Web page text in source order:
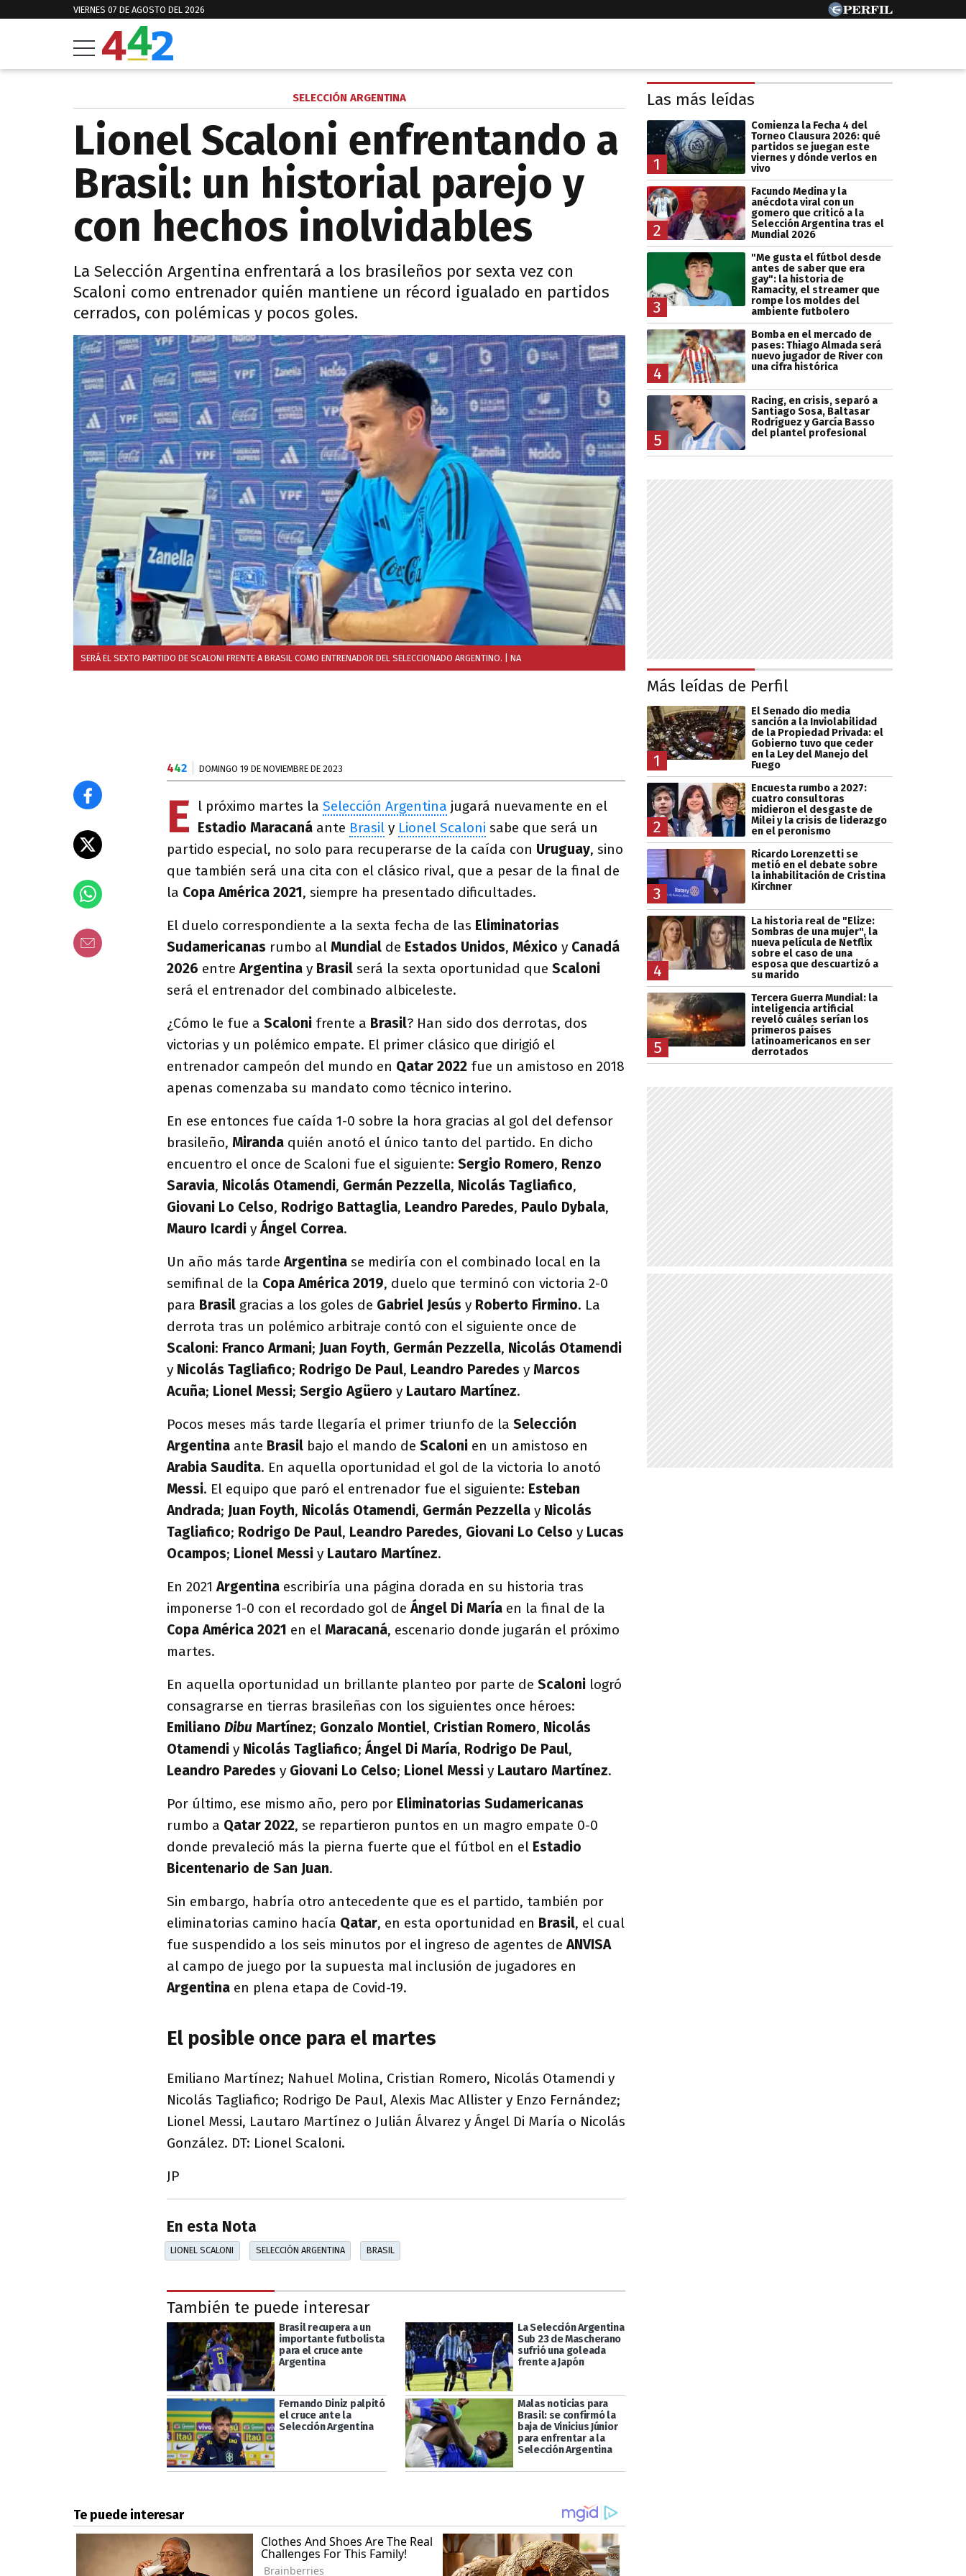
VIERNES 07 DE AGOSTO DEL 2026
SELECCIÓN ARGENTINA
Lionel Scaloni enfrentando a
Brasil: un historial parejo y
con hechos inolvidables
La Selección Argentina enfrentará a los brasileños por sexta vez con
Scaloni como entrenador quién mantiene un récord igualado en partidos
cerrados, con polémicas y pocos goles.
SERÁ EL SEXTO PARTIDO DE SCALONI FRENTE A BRASIL COMO ENTRENADOR DEL SELECCIONADO ARGENTINO. | NA
442 DOMINGO 19 DE NOVIEMBRE DE 2023
E l próximo martes la Selección Argentina jugará nuevamente en el
Estadio Maracaná ante Brasil y Lionel Scaloni sabe que será un
partido especial, no solo para recuperarse de la caída con Uruguay, sino
que también será una cita con el clásico rival, que a pesar de la final de
la Copa América 2021, siempre ha presentado dificultades.
El duelo correspondiente a la sexta fecha de las Eliminatorias
Sudamericanas rumbo al Mundial de Estados Unidos, México y Canadá
2026 entreArgentina y Brasil será la sexta oportunidad que Scaloni
será el entrenador del combinado albiceleste.
¿Cómo le fue a Scaloni frente a Brasil? Han sido dos derrotas, dos
victorias y un polémico empate. El primer clásico que dirigió el
entrenador campeón del mundo en Qatar 2022 fue un amistoso en 2018
apenas comenzaba su mandato como técnico interino.
En ese entonces fue caída 1-0 sobre la hora gracias al gol del defensor
brasileño, Miranda quién anotó el único tanto del partido. En dicho
encuentro el once de Scaloni fue el siguiente: Sergio Romero, Renzo
Saravia, Nicolás Otamendi, Germán Pezzella, Nicolás Tagliafico,
Giovani Lo Celso, Rodrigo Battaglia, Leandro Paredes, Paulo Dybala,
Mauro Icardi yÁngel Correa.
Un año más tardeArgentina se mediría con el combinado local en la
semifinal de la Copa América 2019, duelo que terminó con victoria 2-0
para Brasil gracias a los goles de Gabriel Jesús y Roberto Firmino. La
derrota tras un polémico arbitraje contó con el siguiente once de
Scaloni: Franco Armani; Juan Foyth, Germán Pezzella, Nicolás Otamendi
y Nicolás Tagliafico; Rodrigo De Paul, Leandro Paredes y Marcos
Acuña; Lionel Messi; Sergio Agüero y Lautaro Martínez.
Pocos meses más tarde llegaría el primer triunfo de la Selección
Argentina ante Brasil bajo el mando de Scaloni en un amistoso en
Arabia Saudita. En aquella oportunidad el gol de la victoria lo anotó
Messi. El equipo que paró el entrenador fue el siguiente: Esteban
Andrada; Juan Foyth, Nicolás Otamendi, Germán Pezzella y Nicolás
Tagliafico; Rodrigo De Paul, Leandro Paredes, Giovani Lo Celso y Lucas
Ocampos; Lionel Messi y Lautaro Martínez.
En 2021Argentina escribiría una página dorada en su historia tras
imponerse 1-0 con el recordado gol deÁngel Di María en la final de la
Copa América 2021 en el Maracaná, escenario donde jugarán el próximo
martes.
En aquella oportunidad un brillante planteo por parte de Scaloni logró
consagrarse en tierras brasileñas con los siguientes once héroes:
Emiliano Dibu Martínez; Gonzalo Montiel, Cristian Romero, Nicolás
Otamendi y Nicolás Tagliafico;Ángel Di María, Rodrigo De Paul,
Leandro Paredes y Giovani Lo Celso; Lionel Messi y Lautaro Martínez.
Por último, ese mismo año, pero por Eliminatorias Sudamericanas
rumbo a Qatar 2022, se repartieron puntos en un magro empate 0-0
donde prevaleció más la pierna fuerte que el fútbol en el Estadio
Bicentenario de San Juan.
Sin embargo, habría otro antecedente que es el partido, también por
eliminatorias camino hacía Qatar, en esta oportunidad en Brasil, el cual
fue suspendido a los seis minutos por el ingreso de agentes deANVISA
al campo de juego por la supuesta mal inclusión de jugadores en
Argentina en plena etapa de Covid-19.
El posible once para el martes
Emiliano Martínez; Nahuel Molina, Cristian Romero, Nicolás Otamendi y
Nicolás Tagliafico; Rodrigo De Paul, Alexis Mac Allister y Enzo Fernández;
Lionel Messi, Lautaro Martínez o Julián Álvarez y Ángel Di María o Nicolás
González. DT: Lionel Scaloni.
JP
En esta Nota
LIONEL SCALONI SELECCIÓN ARGENTINA BRASIL
También te puede interesar
Brasil recupera a un
importante futbolista
para el cruce ante
Argentina
La Selección Argentina
Sub 23 de Mascherano
sufrió una goleada
frente a Japón
Fernando Diniz palpitó
el cruce ante la
Selección Argentina
Malas noticias para
Brasil: se confirmó la
baja de Vinicius Júnior
para enfrentar a la
Selección Argentina
Las más leídas
1
Comienza la Fecha 4 del
Torneo Clausura 2026: qué
partidos se juegan este
viernes y dónde verlos en
vivo
2
Facundo Medina y la
anécdota viral con un
gomero que criticó a la
Selección Argentina tras el
Mundial 2026
3
"Me gusta el fútbol desde
antes de saber que era
gay": la historia de
Ramacity, el streamer que
rompe los moldes del
ambiente futbolero
4
Bomba en el mercado de
pases: Thiago Almada será
nuevo jugador de River con
una cifra histórica
5
Racing, en crisis, separó a
Santiago Sosa, Baltasar
Rodríguez y García Basso
del plantel profesional
Más leídas de Perfil
1
El Senado dio media
sanción a la Inviolabilidad
de la Propiedad Privada: el
Gobierno tuvo que ceder
en la Ley del Manejo del
Fuego
2
Encuesta rumbo a 2027:
cuatro consultoras
midieron el desgaste de
Milei y la crisis de liderazgo
en el peronismo
3
Ricardo Lorenzetti se
metió en el debate sobre
la inhabilitación de Cristina
Kirchner
4
La historia real de "Elize:
Sombras de una mujer", la
nueva película de Netflix
sobre el caso de una
esposa que descuartizó a
su marido
5
Tercera Guerra Mundial: la
inteligencia artificial
reveló cuáles serían los
primeros países
latinoamericanos en ser
derrotados